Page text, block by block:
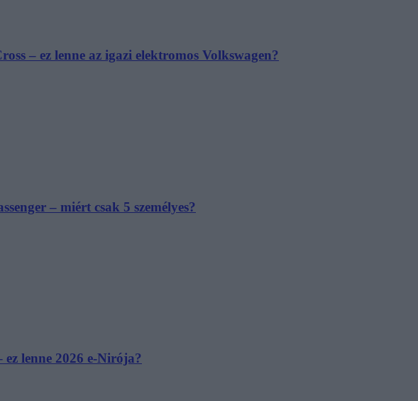
– ez lenne az igazi elektromos Volkswagen?
– miért csak 5 személyes?
lenne 2026 e-Nirója?